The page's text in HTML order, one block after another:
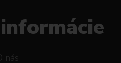
nás